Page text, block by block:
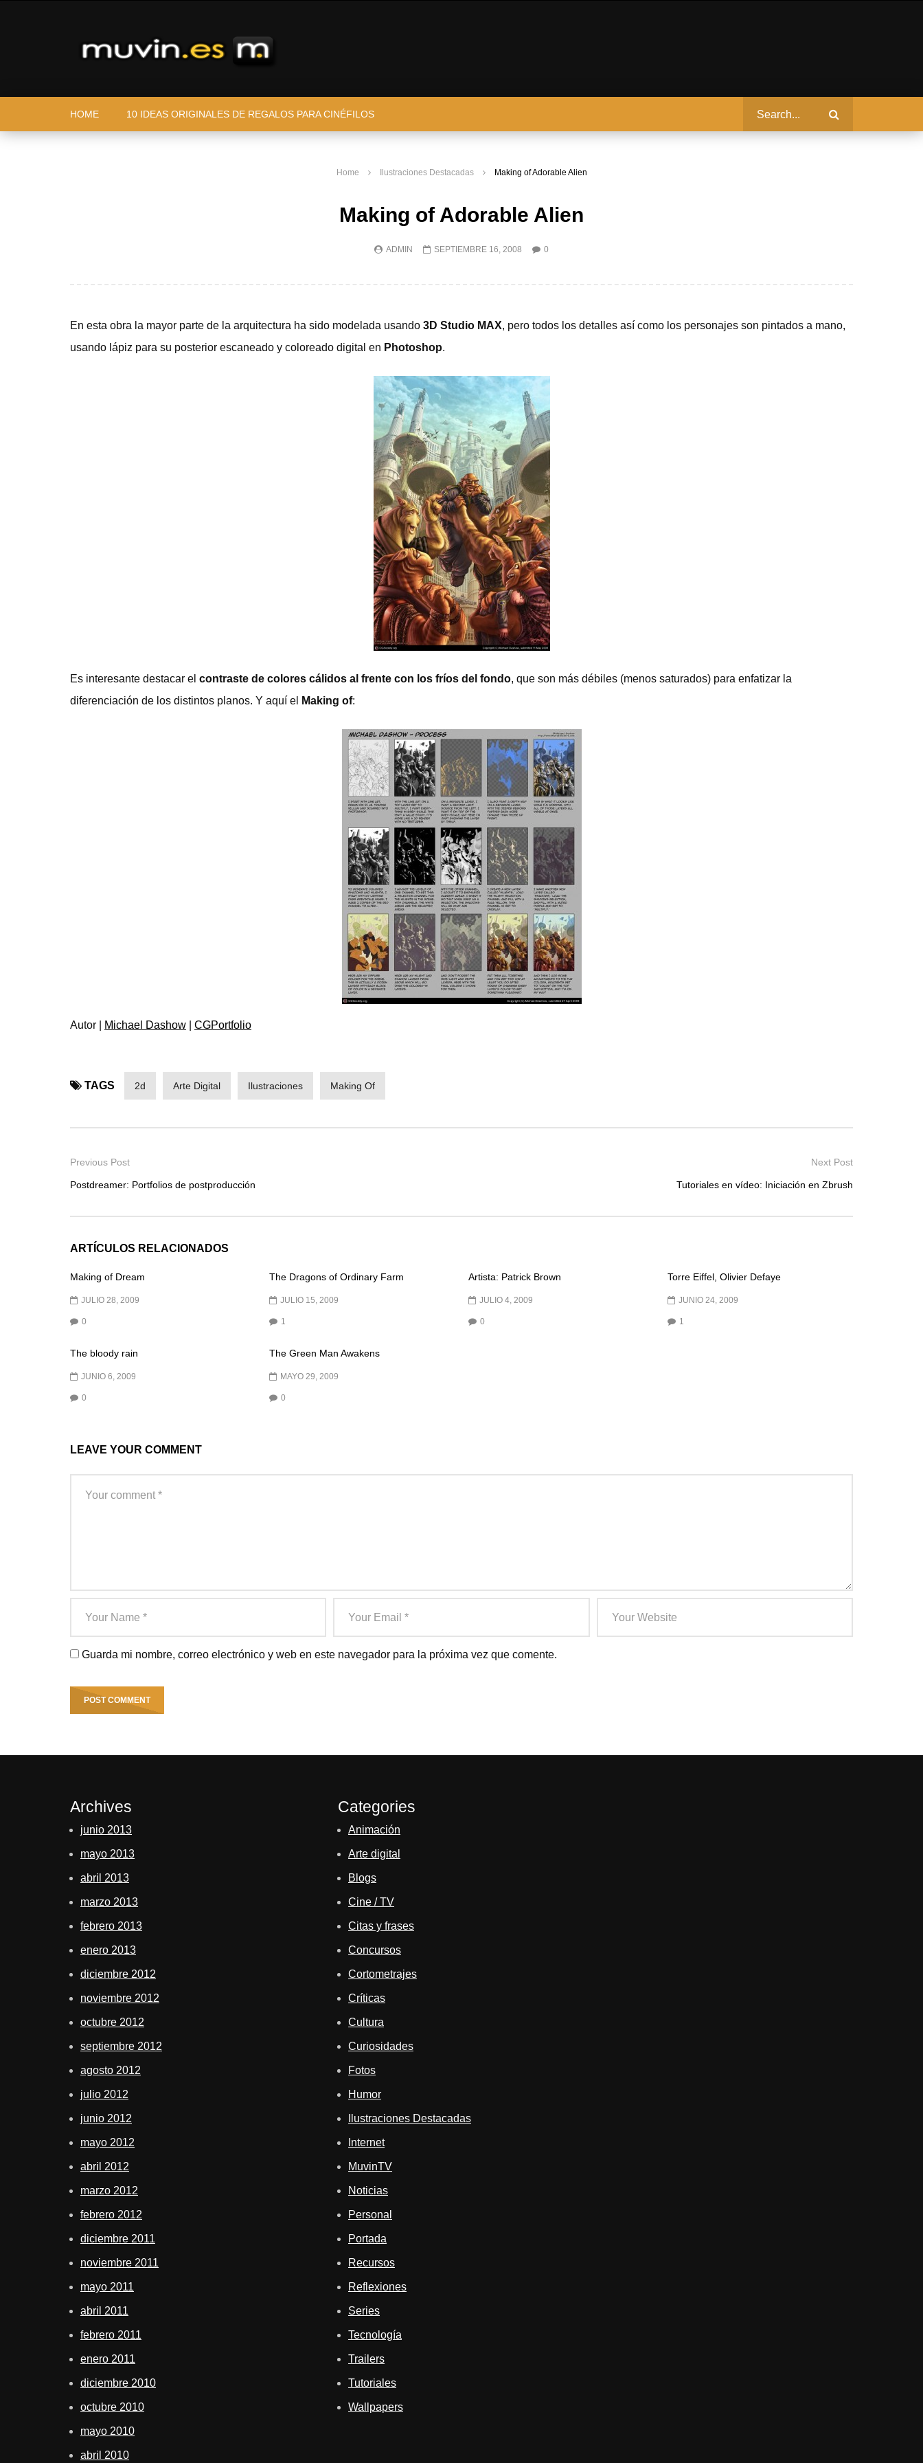
HOME 10 IDEAS ORIGINALES DE REGALOS PARA CINÉFILOS
Home Ilustraciones Destacadas Making of Adorable Alien
Making of Adorable Alien
ADMIN SEPTIEMBRE 16, 2008 0
En esta obra la mayor parte de la arquitectura ha sido modelada usando 3D Studio MAX, pero todos los detalles así como los personajes son pintados a mano,
usando lápiz para su posterior escaneado y coloreado digital en Photoshop.
Es interesante destacar el contraste de colores cálidos al frente con los fríos del fondo, que son más débiles (menos saturados) para enfatizar la
diferenciación de los distintos planos. Y aquí el
Making of:
Autor | Michael Dashow CGPortfolio
TAGS 2d Arte Digital Ilustraciones Making Of
Previous Post
Postdreamer: Portfolios de postproducción
Next Post
Tutoriales en vídeo: Iniciación en Zbrush
ARTÍCULOS RELACIONADOS
Making of Dream
JULIO 28, 2009
0
The Dragons of Ordinary Farm
JULIO 15, 2009
1
Artista: Patrick Brown
JULIO 4, 2009
0
Torre Eiffel, Olivier Defaye
JUNIO 24, 2009
1
The bloody rain
JUNIO 6, 2009
0
The Green Man Awakens
MAYO 29, 2009
0
LEAVE YOUR COMMENT
Guarda mi nombre, correo electrónico y web en este navegador para la próxima vez que comente.
Archives
junio 2013
mayo 2013
abril 2013
marzo 2013
febrero 2013
enero 2013
diciembre 2012
noviembre 2012
octubre 2012
septiembre 2012
agosto 2012
julio 2012
junio 2012
mayo 2012
abril 2012
marzo 2012
febrero 2012
diciembre 2011
noviembre 2011
mayo 2011
abril 2011
febrero 2011
enero 2011
diciembre 2010
octubre 2010
mayo 2010
abril 2010
Categories
Animación
Arte digital
Blogs
Cine / TV
Citas y frases
Concursos
Cortometrajes
Críticas
Cultura
Curiosidades
Fotos
Humor
Ilustraciones Destacadas
Internet
MuvinTV
Noticias
Personal
Portada
Recursos
Reflexiones
Series
Tecnología
Trailers
Tutoriales
Wallpapers